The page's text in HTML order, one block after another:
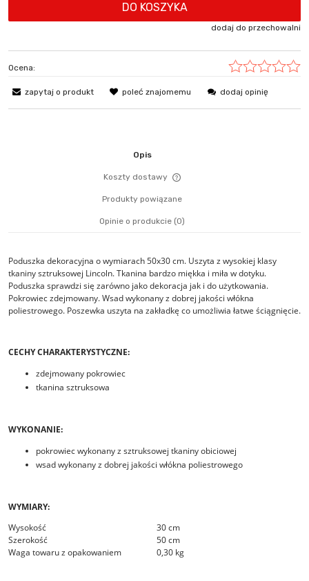
DO KOSZYKA
dodaj do przechowalni
Ocena:
zapytaj o produkt poleć znajomemu dodaj opinię
Opis
Koszty dostawy
Produkty powiązane
Opinie o produkcie (0)
Poduszka dekoracyjna o wymiarach 50x30 cm. Uszyta z wysokiej klasy
tkaniny sztruksowej Lincoln. Tkanina bardzo miękka i miła w dotyku.
Poduszka sprawdzi się zarówno jako dekoracja jak i do użytkowania.
Pokrowiec zdejmowany. Wsad wykonany z dobrej jakości włókna
poliestrowego. Poszewka uszyta na zakładkę co umożliwia łatwe ściągnięcie.
CECHY CHARAKTERYSTYCZNE:
zdejmowany pokrowiec
tkanina sztruksowa
WYKONANIE:
pokrowiec wykonany z sztruksowej tkaniny obiciowej
wsad wykonany z dobrej jakości włókna poliestrowego
WYMIARY:
Wysokość
30 cm
Szerokość
50 cm
Waga towaru z opakowaniem
0,30 kg